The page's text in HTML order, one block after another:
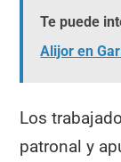
Te puede
Alijor en
Los
patronal y